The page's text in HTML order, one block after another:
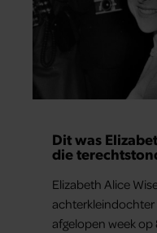
Dit was
die
Elizabeth Alice
afgelopen week